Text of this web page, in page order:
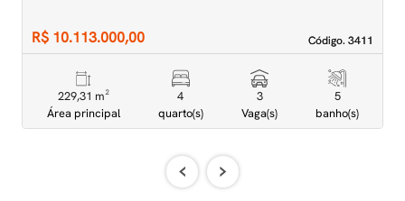
Código. 3411
Código. 3411
R$ 10.113.000,00
229,31 m²
Área principal
4
quarto(s)
3
Vaga(s)
5
banho(s)
‹ ›